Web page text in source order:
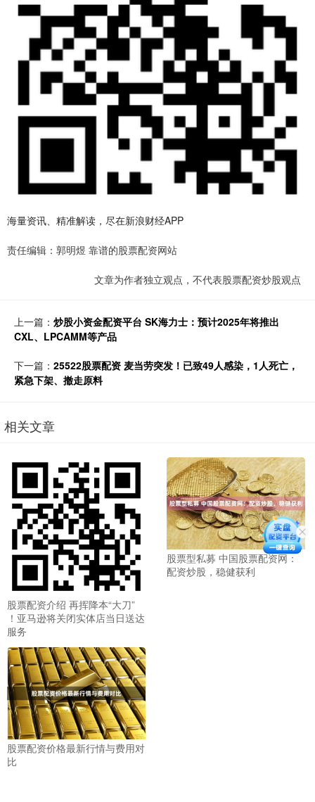
海量资讯、精准解读，尽在新浪财经APP
责任编辑：郭明煜 靠谱的股票配资网站
文章为作者独立观点，不代表股票配资炒股观点
上一篇： 炒股小资金配资平台 SK海力士：预计2025年将推出
CXL、LPCAMM等产品
下一篇： 25522股票配资 麦当劳突发！已致49人感染，1人死亡，
紧急下架、撤走原料
相关文章
股票配资介绍 再挥降本“大刀”
！亚马逊将关闭实体店当日送达
服务
股票型私募 中国股票配资网：
配资炒股，稳健获利
股票配资价格最新行情与费用对
比